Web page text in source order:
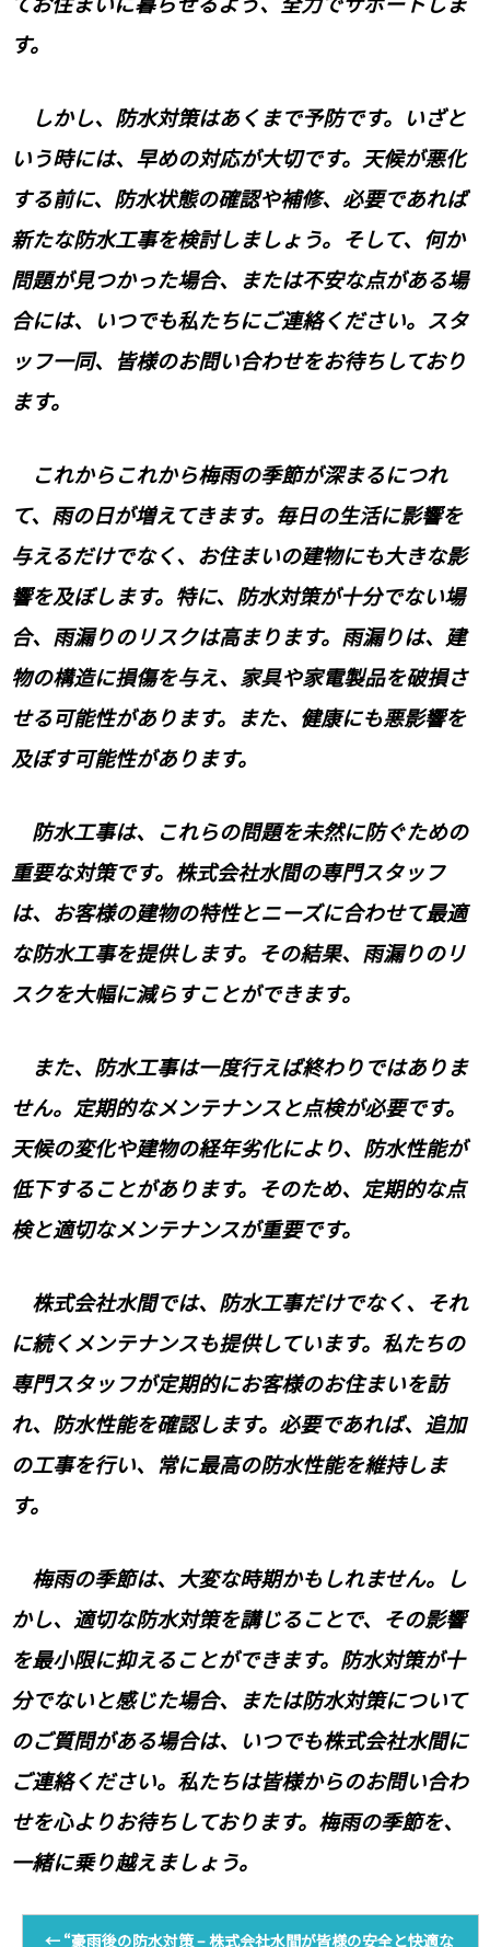
す。
しかし、防水対策はあくまで予防です。いざと
いう時には、早めの対応が大切です。天候が悪化
する前に、防水状態の確認や補修、必要であれば
新たな防水工事を検討しましょう。そして、何か
問題が見つかった場合、または不安な点がある場
合には、いつでも私たちにご連絡ください。スタ
ッフ一同、皆様のお問い合わせをお待ちしており
ます。
これからこれから梅雨の季節が深まるにつれ
て、雨の日が増えてきます。毎日の生活に影響を
与えるだけでなく、お住まいの建物にも大きな影
響を及ぼします。特に、防水対策が十分でない場
合、雨漏りのリスクは高まります。雨漏りは、建
物の構造に損傷を与え、家具や家電製品を破損さ
せる可能性があります。また、健康にも悪影響を
及ぼす可能性があります。
防水工事は、これらの問題を未然に防ぐための
重要な対策です。株式会社水間の専門スタッフ
は、お客様の建物の特性とニーズに合わせて最適
な防水工事を提供します。その結果、雨漏りのリ
スクを大幅に減らすことができます。
また、防水工事は一度行えば終わりではありま
せん。定期的なメンテナンスと点検が必要です。
天候の変化や建物の経年劣化により、防水性能が
低下することがあります。そのため、定期的な点
検と適切なメンテナンスが重要です。
株式会社水間では、防水工事だけでなく、それ
に続くメンテナンスも提供しています。私たちの
専門スタッフが定期的にお客様のお住まいを訪
れ、防水性能を確認します。必要であれば、追加
の工事を行い、常に最高の防水性能を維持しま
す。
梅雨の季節は、大変な時期かもしれません。し
かし、適切な防水対策を講じることで、その影響
を最小限に抑えることができます。防水対策が十
分でないと感じた場合、または防水対策について
のご質問がある場合は、いつでも株式会社水間に
ご連絡ください。私たちは皆様からのお問い合わ
せを心よりお待ちしております。梅雨の季節を、
一緒に乗り越えましょう。
← “豪雨後の防水対策 – 株式会社水間が皆様の安全と快適な